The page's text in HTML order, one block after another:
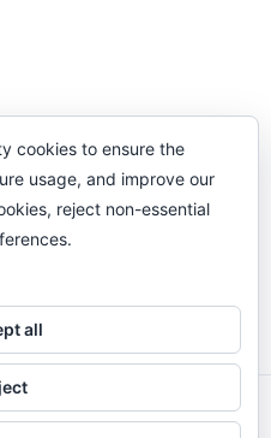
tener teléfono, que
Todos Los Derechos
cookies to ensure the
usage, and improve our
reject non-essential
all